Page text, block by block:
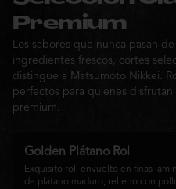
Premium
Los sabores que nunca pasan
ingredientes frescos, cortes
distingue a Matsumoto Nikkei.
perfectos para quienes
premium.
Golden Plátano Rol
Exquisito roll envuelto en finas
de plátano maduro, relleno con